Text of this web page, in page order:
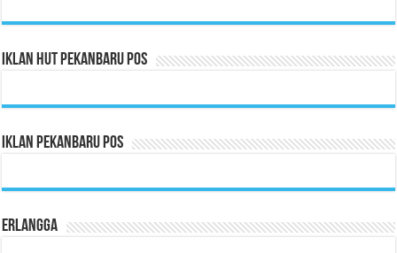
Iklan HUT Pekanbaru Pos
Iklan Pekanbaru Pos
Erlangga